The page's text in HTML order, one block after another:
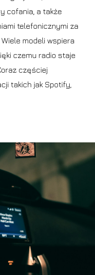
cofania, a także
telefonicznymi za
modeli wspiera
czemu radio staje
częściej
takich jak Spotify,